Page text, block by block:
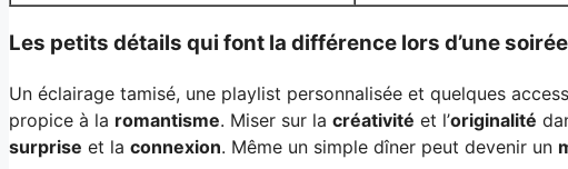
Les petits détails qui font la différence lors d’une
Un éclairage tamisé, une playlist personnalisée et quelques
propice à la romantisme. Miser sur la créativité et l’originalité
surprise et la connexion. Même un simple dîner peut devenir un